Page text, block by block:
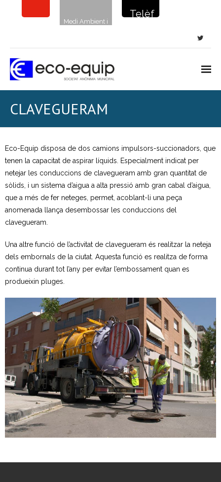
Medi Ambient i
Telèf
la
Neteja viària
- Neteja de carrers i places
- Papereres i sanecans
- Festes i activitats a l’aire lliure
Residus Municipals
- Sistemes de recollida
- Recollida selectiva
- - Fraccions de residus
- Mobles i estris vells
- Neteja i reparació de contenidors
- Recollida comercial
- Deixalleria Can Barba
CLAVEGUERAM
Eco-Equip disposa de dos camions impulsors-succionadors, que
tenen la capacitat de aspirar líquids. Especialment indicat per
netejar les conduccions de clavegueram amb gran quantitat de
sòlids, i un sistema d’aigua a alta pressió amb gran cabal d’aigua,
que a més de fer neteges, permet, acoblant-li una peça
anomenada llança desembossar les conduccions del
clavegueram.
Una altre funció de l’activitat de clavegueram és realitzar la neteja
dels embornals de la ciutat. Aquesta funció es realitza de forma
continua durant tot l’any per evitar l’embossament quan es
produeixin pluges.